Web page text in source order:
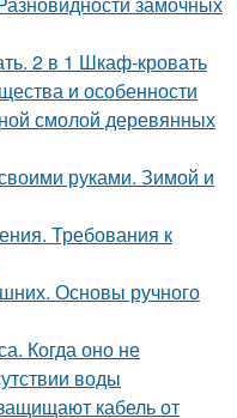
2 в 1 Шкаф-кровать
и особенности
смолой деревянных
руками. Зимой и
Требования к
Основы ручного
Когда оно не
воды
кабель от